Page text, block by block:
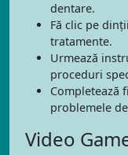
dentare.
Fă clic pe
tratamente.
Urmează
proceduri
Completează
problemele
Video